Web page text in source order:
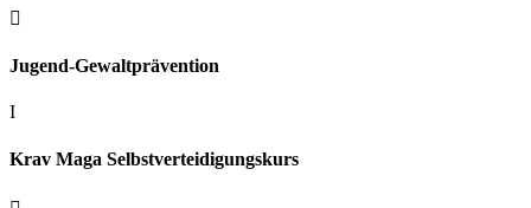

Jugend-Gewaltprävention
I
Krav Maga Selbstverteidigungskurs